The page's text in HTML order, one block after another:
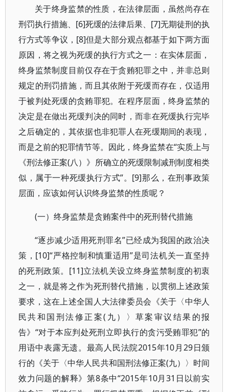
关于终身监禁的性质，在法律层面，虽然尚存在
刑罚执行措施、[6]死缓的法律后果、[7]无期徒刑的执
行方式等争议，[8]但是大部分观点都基于如下两方面
原因，将之视为死缓的执行方式之一：在实体层面，
终身监禁制度目前仅存在于贪贿犯罪之中，并非总则
规定的刑罚措施，而且其依附于死缓而存在，仅适用
于被判处死缓的贪贿罪犯。在程序层面，终身监禁的
决定是在做出死缓判决的同时，而非在死缓执行完毕
之后确定的，其依据也非犯罪人在死缓期间的表现，
而是之前的犯罪情节等。因此，终身监禁在“实质上与
《刑法修正案(八）》所确立的死缓限制减刑制度相类
似，属于一种死缓执行方式”。[9]那么，在刑事政策
层面，应该如何认识终身监禁的性质呢？
(一）终身监禁是贪贿案件中的死刑替代措施
“逐步减少适用死刑罪名”已经成为我国的政治决
策，[10]“严格控制和慎重适用”是司法机关一直坚持
的死刑政策。[11]立法机关设立终身监禁制度的初衷
之一，就是将之作为死刑替代措施，以贯彻上述政策
要求，这在上述全国人大法律委员会《关于〈中华人
民共和国刑法修正案(九）〉草案审议结果的报
告》“对于本应判处死刑立即执行的贪污受贿罪犯”的
用语中表露无遗。最高人民法院2015年10月29日颁
行的《关于〈中华人民共和国刑法修正案(九）〉时间
效力问题的解释》第8条中“2015年10月31日以前实